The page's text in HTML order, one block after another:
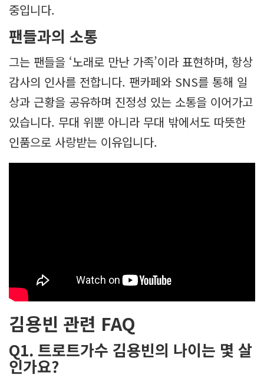
중입니다.
팬들과의 소통
그는 팬들을 ‘노래로 만난 가족’이라 표현하며, 항상
감사의 인사를 전합니다. 팬카페와 SNS를 통해 일
상과 근황을 공유하며 진정성 있는 소통을 이어가고
있습니다. 무대 위뿐 아니라 무대 밖에서도 따뜻한
인품으로 사랑받는 이유입니다.
김용빈 관련 FAQ
Q1. 트로트가수 김용빈의 나이는 몇 살
인가요?